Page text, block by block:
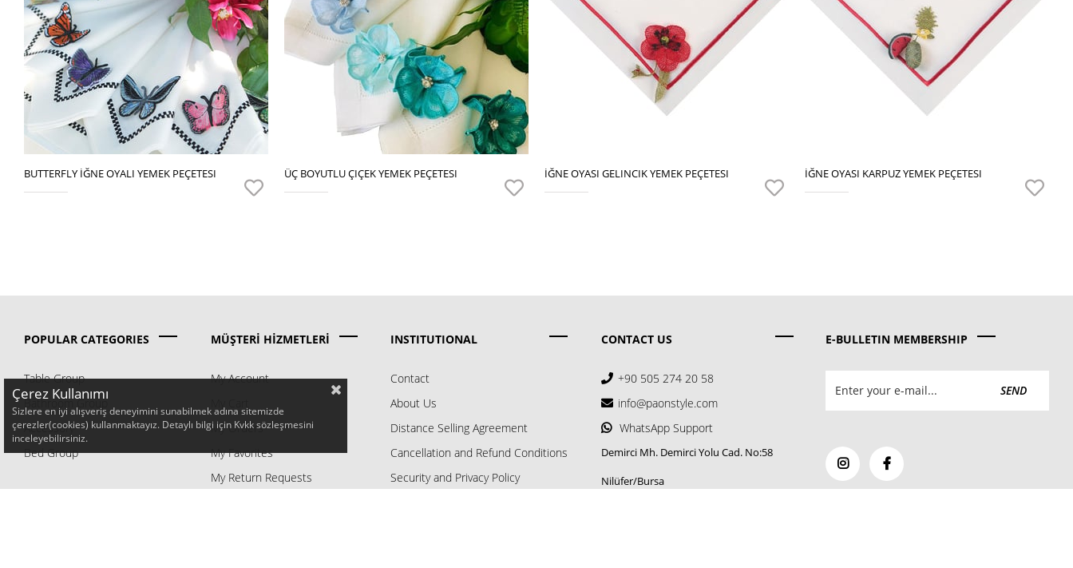
BUTTERFLY İĞNE OYALI YEMEK PEÇETESI ÜÇ BOYUTLU ÇIÇEK YEMEK PEÇETESI İĞNE OYASI GELINCIK YEMEK PEÇETESI İĞNE OYASI KARPUZ YEMEK PEÇETESI
POPULAR CATEGORIES
Table Group
Bathroom Group
Accessory
Bed Group
MÜŞTERİ HİZMETLERİ
My Account
My Orders
My Favorites
My Return Requests
INSTITUTIONAL
Contact
About Us
Distance Selling Agreement
Cancellation and Refund Conditions
Security and Privacy Policy
CONTACT US
+90 505 274 20 58
info@paonstyle.com
WhatsApp Support
Demirci Mh. Demirci Yolu Cad. No:58
Nilüfer/Bursa
E-BULLETIN MEMBERSHIP
SEND
Çerez Kullanımı
Sizlere en iyi alışveriş deneyimini sunabilmek adına sitemizde
çerezler(cookies) kullanmaktayız. Detaylı bilgi için Kvkk sözleşmesini
inceleyebilirsiniz.